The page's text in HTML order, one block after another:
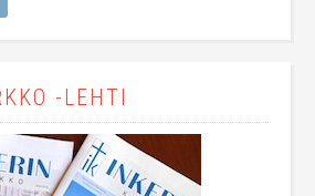
-LEHTI